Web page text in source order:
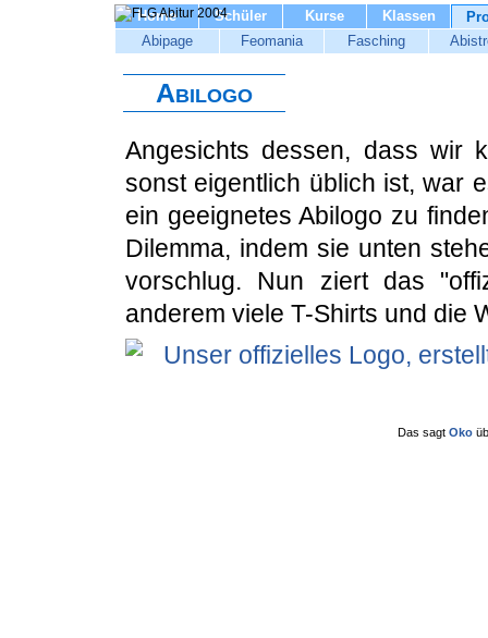
Home Schüler Kurse Klassen
Abipage
Feomania Fasching
Abilogo
Angesichts dessen, dass wir
sonst eigentlich üblich ist, war
ein geeignetes Abilogo zu
Dilemma, indem sie unten
vorschlug. Nun ziert das
anderem viele T-Shirts und die
Das sagt Oko